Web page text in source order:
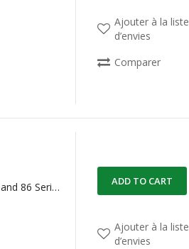
Ajouter à la liste
d’envies
Comparer
DM556 Stepper Motor Driver For 57 and 86 Series 2-phase Digital Stepper Motor Driver 20V a 50V DC / 1.4A a 5.6A ADD TO CART
Ajouter à la liste
d’envies